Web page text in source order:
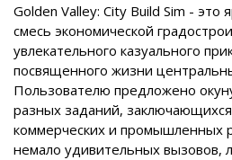
Golden Valley: City Build Sim - это
смесь экономической
увлекательного казуального
посвященного жизни
Пользователю предложено
разных заданий,
коммерческих и промышленных
немало удивительных вызовов,